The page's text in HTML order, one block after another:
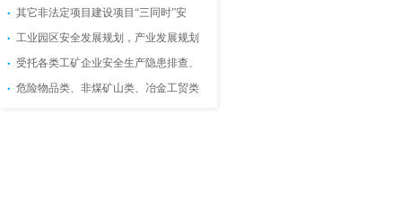
其它非法定项目建设项目“三同时”安
工业园区安全发展规划，产业发展规划
受托各类工矿企业安全生产隐患排查、
危险物品类、非煤矿山类、冶金工贸类